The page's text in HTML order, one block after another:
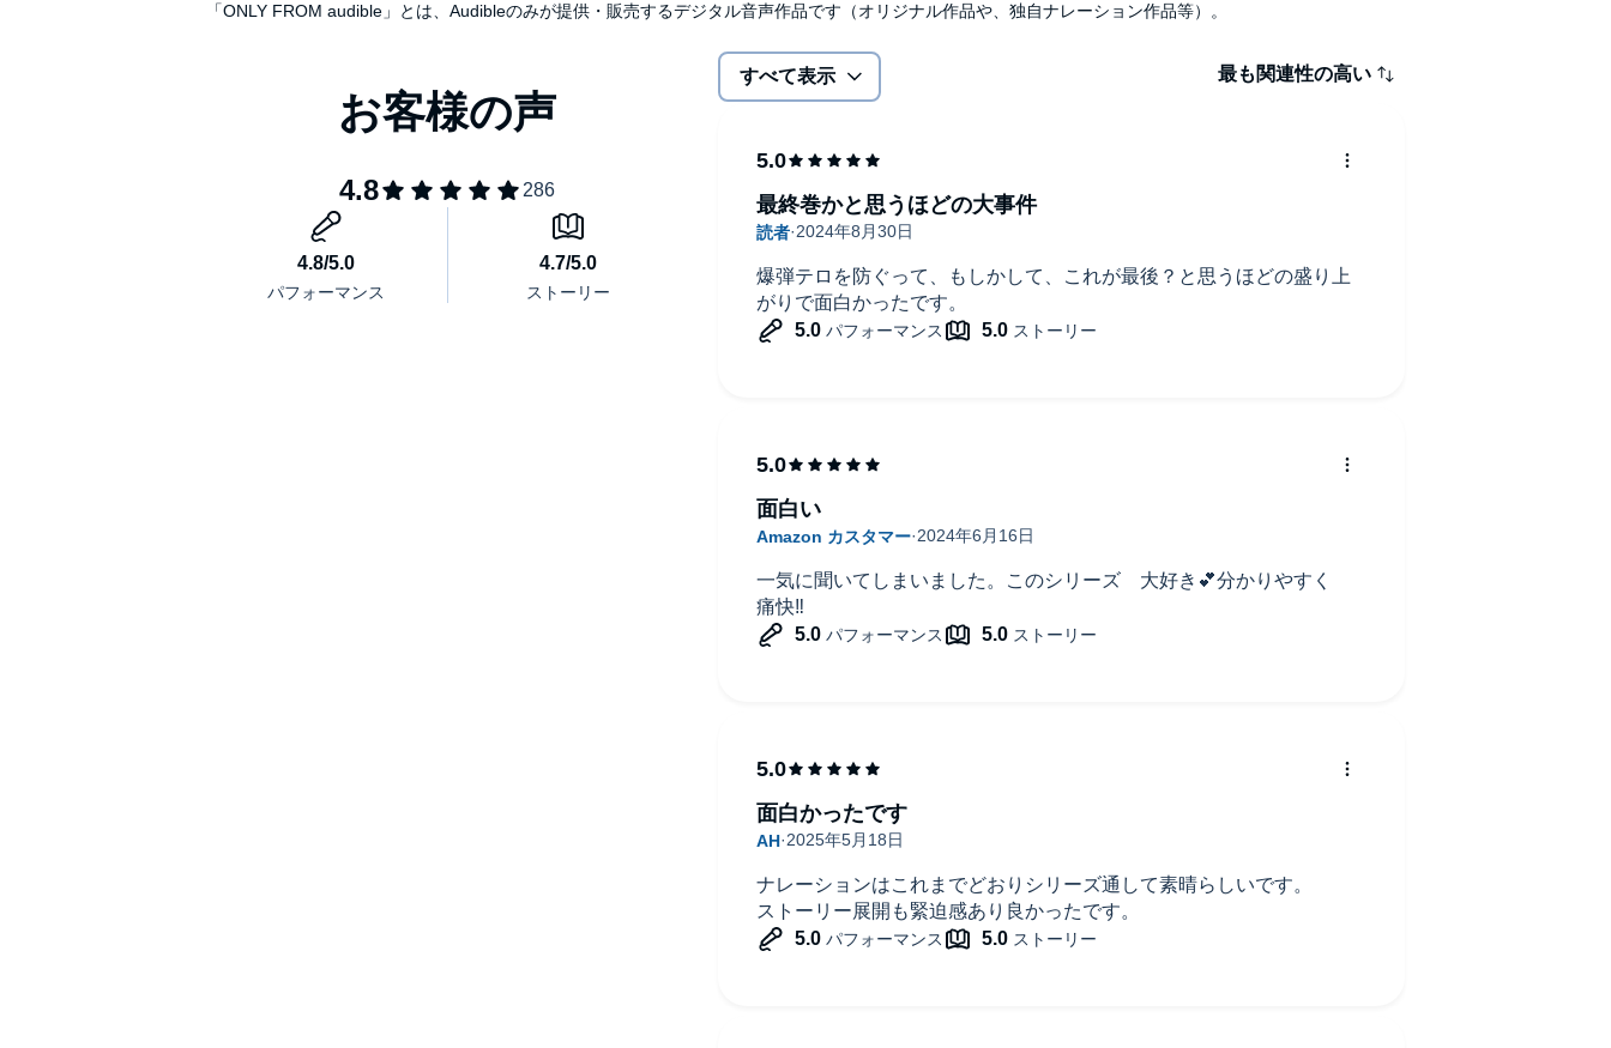
「ONLY FROM audible」とは、Audibleのみが提供・販売するデジタル音声作品です（オリジナル作品や、独自ナレーション作品等）。
すべて表示 最も関連性の高い
爆弾テロを防ぐって、もしかして、これが最後？と思うほどの盛り上
がりで面白かったです。
最終巻かと思うほどの大事件
一気に聞いてしまいました。このシリーズ 大好き💕分かりやすく
痛快‼️
面白い
ナレーションはこれまでどおりシリーズ通して素晴らしいです。
ストーリー展開も緊迫感あり良かったです。
面白かったです